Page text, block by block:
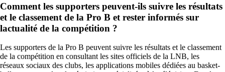
Comment les supporters peuvent-ils suivre les résultats
et le classement de la Pro B et rester informés sur
lactualité de la compétition ?
Les supporters de la Pro B peuvent suivre les résultats et le classement
de la compétition en consultant les sites officiels de la LNB, les
réseaux sociaux des clubs, les applications mobiles dédiées au basket-